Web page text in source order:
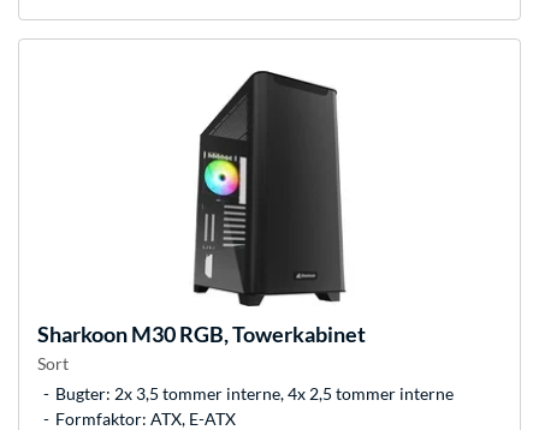
SharkoonM30 RGB, Towerkabinet
Sort
Bugter: 2x 3,5 tommer interne, 4x 2,5 tommer interne
Formfaktor: ATX, E-ATX